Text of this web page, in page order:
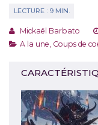
Mickaël Barbato
A la une Coups de